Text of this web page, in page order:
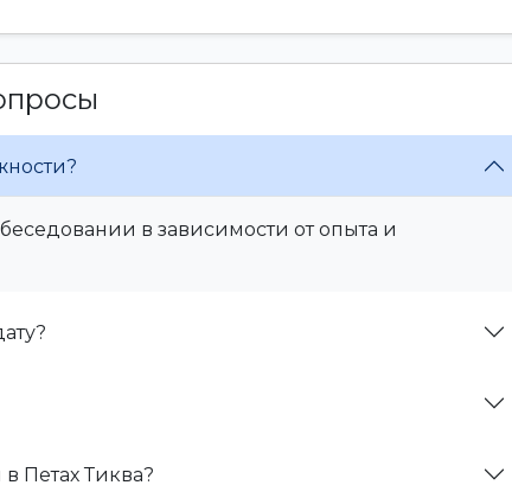
в зависимости от опыта и
Петах Тиква?